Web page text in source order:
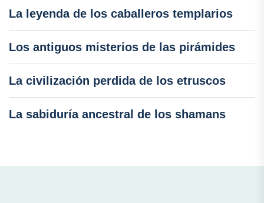
La leyenda de los caballeros templarios
Los antiguos misterios de las pirámides
La civilización perdida de los etruscos
La sabiduría ancestral de los shamans